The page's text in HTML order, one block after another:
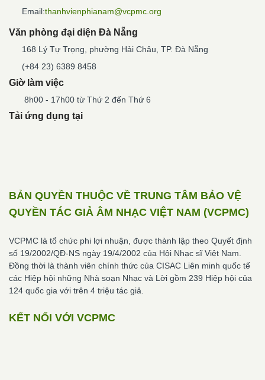
Email:thanhvienphianam@vcpmc.org
Văn phòng đại diện Đà Nẵng
168 Lý Tự Trọng, phường Hải Châu, TP. Đà Nẵng
(+84 23) 6389 8458
Giờ làm việc
8h00 - 17h00 từ Thứ 2 đến Thứ 6
Tải ứng dụng tại
BẢN QUYỀN THUỘC VỀ TRUNG TÂM BẢO VỆ
QUYỀN TÁC GIẢ ÂM NHẠC VIỆT NAM (VCPMC)
VCPMC là tổ chức phi lợi nhuận, được thành lập theo Quyết định
số 19/2002/QĐ-NS ngày 19/4/2002 của Hội Nhạc sĩ Việt Nam.
Đồng thời là thành viên chính thức của CISAC Liên minh quốc tế
các Hiệp hội những Nhà soạn Nhạc và Lời gồm 239 Hiệp hội của
124 quốc gia với trên 4 triệu tác giả.
KẾT NỐI VỚI VCPMC